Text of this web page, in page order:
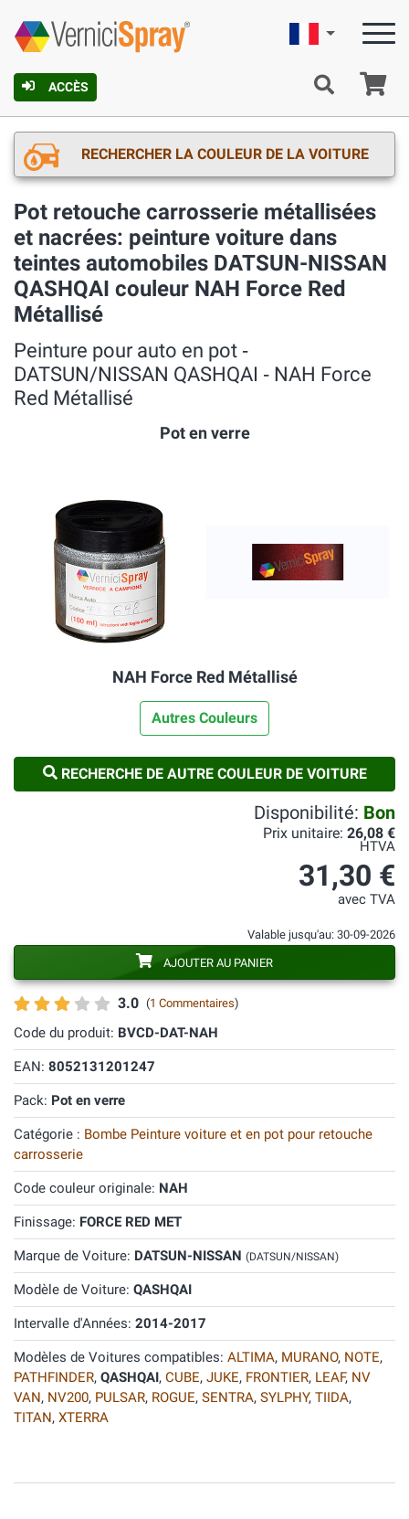
ACCÈS
Française
RECHERCHER LA COULEUR DE LA VOITURE
Pot retouche carrosserie métallisées
et nacrées: peinture voiture dans
teintes automobiles DATSUN-NISSAN
QASHQAI couleur NAH Force Red
Métallisé
Peinture pour auto en pot ‐
DATSUN/NISSAN QASHQAI ‐ NAH Force
Red Métallisé
Pot en verre
NAH Force Red Métallisé
Autres Couleurs
RECHERCHE DE AUTRE COULEUR DE VOITURE
3.0 (1 Commentaires)
Code du produit: BVCD-DAT-NAH
EAN: 8052131201247
Pack: Pot en verre
Catégorie : Bombe Peinture voiture et en pot pour retouche
carrosserie
Code couleur originale: NAH
Finissage: FORCE RED MET
Marque de Voiture: DATSUN-NISSAN (DATSUN/NISSAN)
Modèle de Voiture: QASHQAI
Intervalle d'Années: 2014-2017
Modèles de Voitures compatibles: ALTIMA, MURANO, NOTE,
PATHFINDER, QASHQAI, CUBE, JUKE, FRONTIER, LEAF, NV
VAN, NV200, PULSAR, ROGUE, SENTRA, SYLPHY, TIIDA,
TITAN, XTERRA
Disponibilité: Bon
Prix unitaire: 26,08 €
HTVA
31,30 €
avec TVA
Valable jusqu'au: 30-09-2026
AJOUTER AU PANIER